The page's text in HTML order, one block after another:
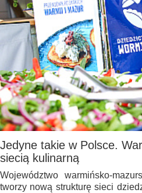
Jedyne takie w Polsce.
siecią kulinarną
Województwo warmińsko-
tworzy nową strukturę sieci